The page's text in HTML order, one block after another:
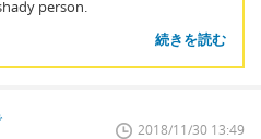
person.
続きを読む
2018/11/30 13:49